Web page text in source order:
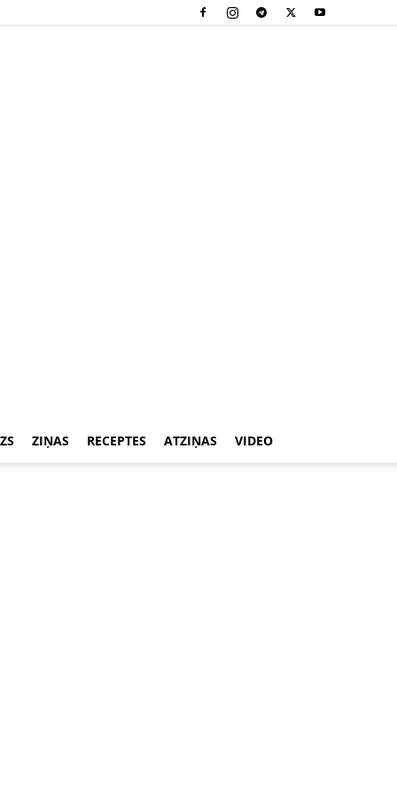
ZIŅAS RECEPTES ATZIŅAS VIDEO